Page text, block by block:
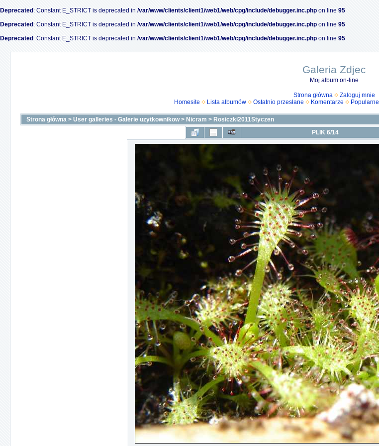
Deprecated : Constant E_STRICT is deprecated in /var/www/clients/client1/web1/web/cpg/include/debugger.inc.php on line 95
Deprecated : Constant E_STRICT is deprecated in /var/www/clients/client1/web1/web/cpg/include/debugger.inc.php on line 95
Deprecated : Constant E_STRICT is deprecated in /var/www/clients/client1/web1/web/cpg/include/debugger.inc.php on line 95
Galeria Zdjec
Moj album on-line
Strona główna
Zaloguj mnie
Homesite
Lista albumów Ostatnio przesłane Komentarze Popularne
Strona główna > User galleries - Galerie uzytkownikow> Nicram > Rosiczki2011Styczen
PLIK 6/14